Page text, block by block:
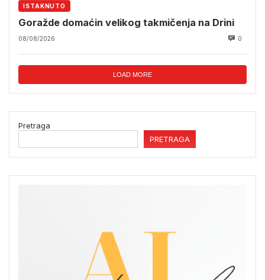
ISTAKNUTO
Goražde domaćin velikog takmičenja na Drini
08/08/2026 0
LOAD MORE
Pretraga
PRETRAGA